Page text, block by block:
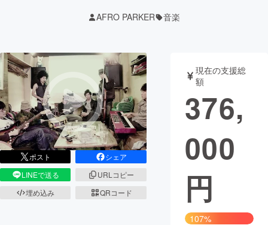
テクノロジー・ガジェット
映像・映画 書籍・雑誌
ビジネス・起業 チャレンジ
まちづくり・地域活性化
CAMPFIRE Creation
AFRO PARKER 音楽
ポスト
シェア
LINEで送る
URLコピー
埋め込み
QRコード
現在の支援総
額
376,
000
円
107%